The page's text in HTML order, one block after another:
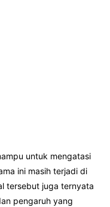
untuk mengatasi
ini masih terjadi di
tersebut juga ternyata
pengaruh yang